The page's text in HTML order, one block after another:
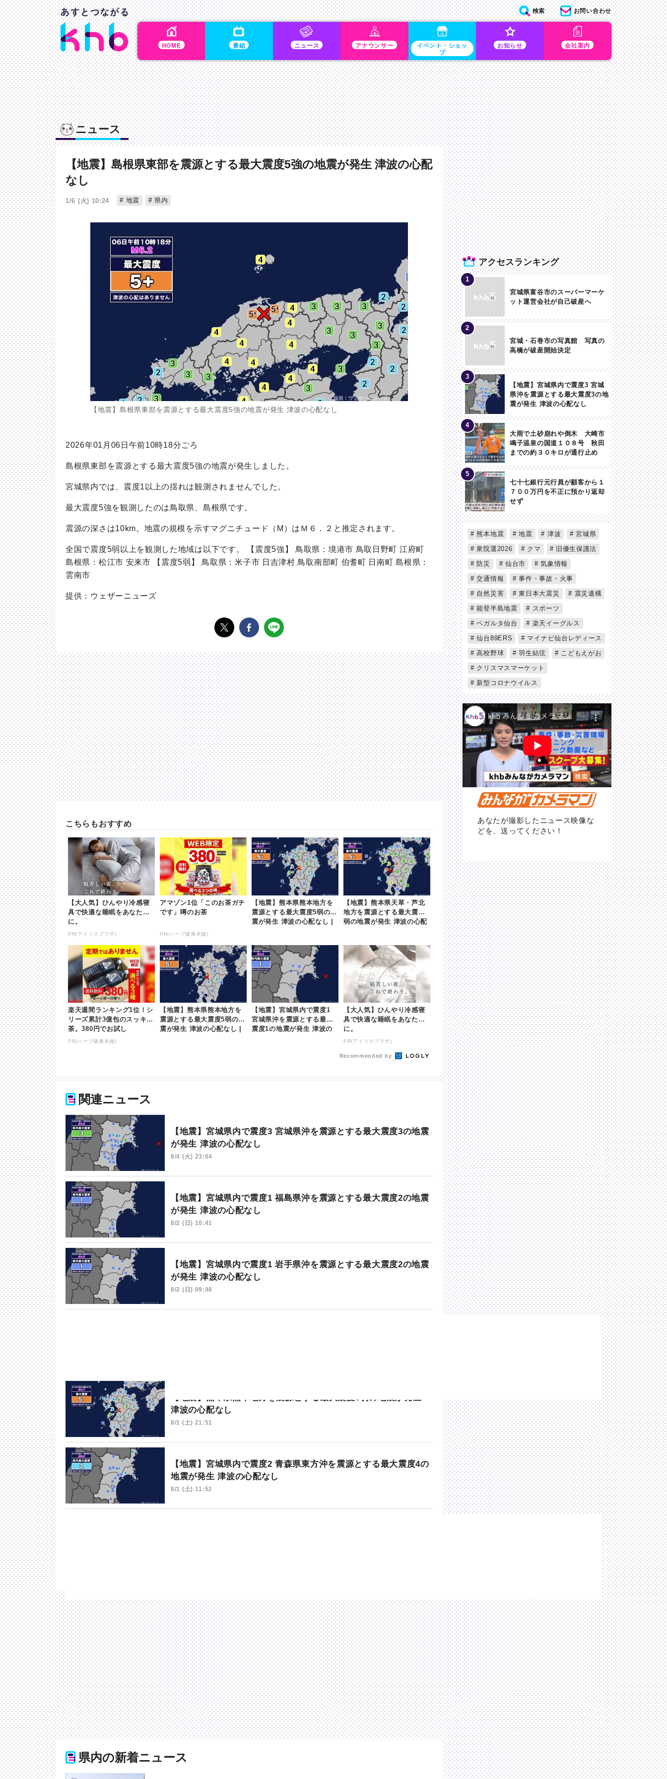
HOME 番組 ニュース アナウンサー イベント・ショッ
プ
お知らせ 会社案内
検索 お問い合わせ
ニュース
【地震】島根県東部を震源とする最大震度5強の地震が発生 津波の心配
なし
1/6 (火) 10:24 地震 県内
【地震】島根県東部を震源とする最大震度5強の地震が発生 津波の心配なし
2026年01月06日午前10時18分ごろ
島根県東部を震源とする最大震度5強の地震が発生しました。
宮城県内では、震度1以上の揺れは観測されませんでした。
最大震度5強を観測したのは鳥取県、島根県です。
震源の深さは10km。地震の規模を示すマグニチュード（M）はＭ６．２と推定されます。
全国で震度5弱以上を観測した地域は以下です。 【震度5強】 鳥取県：境港市 鳥取日野町 江府町
島根県：松江市 安来市 【震度5弱】 鳥取県：米子市 日吉津村 鳥取南部町 伯耆町 日南町 島根県：
雲南市
提供：ウェザーニューズ
こちらもおすすめ
【大人気】ひんやり冷感寝
具で快適な睡眠をあなた
に。
PR(アイリスプラザ)
アマゾン1位「このお茶ガチ
です」噂のお茶
PR(ハーブ健康本舗)
【地震】熊本県熊本地方を
震源とする最大震度5弱の地
震が発生 津波の心配なし |
【地震】熊本県天草・芦北
地方を震源とする最大震度5
弱の地震が発生 津波の心配
楽天週間ランキング1位！シ
リーズ累計3億包のスッキリ
茶。380円でお試し
PR(ハーブ健康本舗)
【地震】熊本県熊本地方を
震源とする最大震度5弱の地
震が発生 津波の心配なし |
【地震】宮城県内で震度1
宮城県沖を震源とする最大
震度1の地震が発生 津波の
【大人気】ひんやり冷感寝
具で快適な睡眠をあなた
に。
PR(アイリスプラザ)
Recommended by
関連ニュース
【地震】宮城県内で震度3 宮城県沖を震源とする最大震度3の地震
が発生 津波の心配なし
8/4 (火) 23:04
【地震】宮城県内で震度1 福島県沖を震源とする最大震度2の地震
が発生 津波の心配なし
8/2 (日) 10:41
【地震】宮城県内で震度1 岩手県沖を震源とする最大震度2の地震
が発生 津波の心配なし
8/2 (日) 09:48
【地震】熊本県熊本地方を震源とする最大震度5弱の地震が発生
津波の心配なし
8/1 (土) 21:51
【地震】宮城県内で震度2 青森県東方沖を震源とする最大震度4の
地震が発生 津波の心配なし
8/1 (土) 11:52
県内の新着ニュース
アクセスランキング
宮城県富谷市のスーパーマーケ
ット運営会社が自己破産へ
宮城・石巻市の写真館 写真の
高橋が破産開始決定
【地震】宮城県内で震度3 宮城
県沖を震源とする最大震度3の地
震が発生 津波の心配なし
大雨で土砂崩れや倒木 大崎市
鳴子温泉の国道１０８号 秋田
までの約３０キロが通行止め
七十七銀行元行員が顧客から１
７００万円を不正に預かり返却
せず
熊本地震 地震 津波
宮城県
衆院選2026
クマ
旧優生保護法
防災
仙台市
気象情報
交通情報
事件・事故・火事
自然災害
東日本大震災
震災遺構
能登半島地震
スポーツ
ベガルタ仙台
楽天イーグルス
仙台89ERS
マイナビ仙台レディース
高校野球
羽生結弦
こどもえがお
クリスマスマーケット
新型コロナウイルス
あなたが撮影したニュース映像な
どを、送ってください！